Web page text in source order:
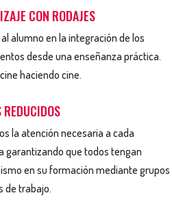
CON RODAJES
alumno en la integración de los
desde una enseñanza práctica.
haciendo cine.
REDUCIDOS
la atención necesaria a cada
garantizando que todos tengan
en su formación mediante grupos
de trabajo.